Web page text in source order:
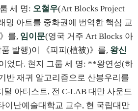
세 명: 오철우(Art Blocks Project
밍 아트를 중화권에 번역한 핵심 교
를, 임이문(영국 거주 Art Blocks 아
발행)이 《피피(植被)》를, 왕신
었다. 현지 그룹 세 명: **왕연성(하
반 재귀 알고리즘으로 산봉우리를
털 아티스트, 전 C-LAB 대만 사운드
이난예술대학교 교수, 현 국립대만